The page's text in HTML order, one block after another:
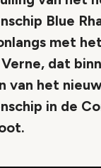
Blue
met
dat
van het
in de